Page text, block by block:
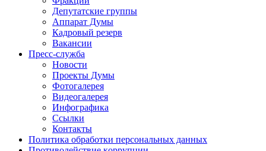
Депутатские группы
Аппарат Думы
Кадровый резерв
Вакансии
Пресс-служба
Новости
Проекты Думы
Фотогалерея
Видеогалерея
Инфографика
Ссылки
Контакты
Политика обработки персональных данных